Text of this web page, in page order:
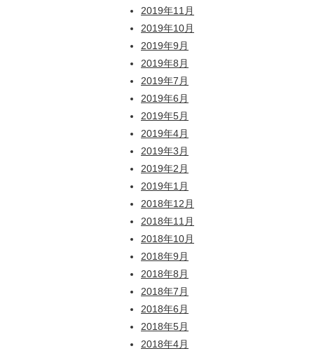
2019年11月
2019年10月
2019年9月
2019年8月
2019年7月
2019年6月
2019年5月
2019年4月
2019年3月
2019年2月
2019年1月
2018年12月
2018年11月
2018年10月
2018年9月
2018年8月
2018年7月
2018年6月
2018年5月
2018年4月